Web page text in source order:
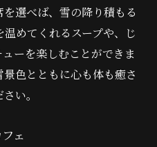
選べば、雪の降り積もる
めてくれるスープや、じ
ーを楽しむことができま
色とともに心も体も癒さ
い。
ェ